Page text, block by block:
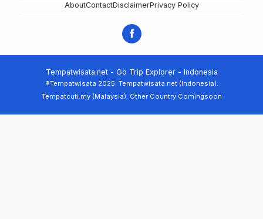
AboutContactDisclaimerPrivacy Policy
Tempatwisata.net - Go Trip Explorer - Indonesia
®Tempatwisata 2025. Tempatwisata.net (Indonesia).
Tempatcuti.my (Malaysia). Other Country Comingsoon